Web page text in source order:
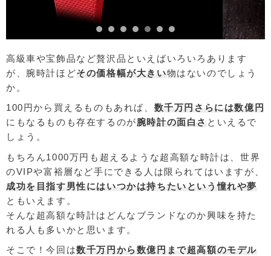
高級車や宝飾品など贅沢品といえばいろいろあります
が、腕時計ほどその価格幅が大きい物はないのでしょう
か。
100円から買えるものもあれば、 数千万円さらには数億円
にもなるものも存在するのが腕時計の面白さ といえるで
しょう。
もちろん1000万円も超えるような超高額な時計は、世界
のVIPや富裕層など手にできる人は限られてはいますが、
成功を目指す男性にはいつかは持ちたいという憧れや夢
ともいえます。
そんな超高額な時計はどんなブランドなのか興味を持た
れる人も多いかと思います。
そこで！今回は数千万円から数億円まで超高額のモデル